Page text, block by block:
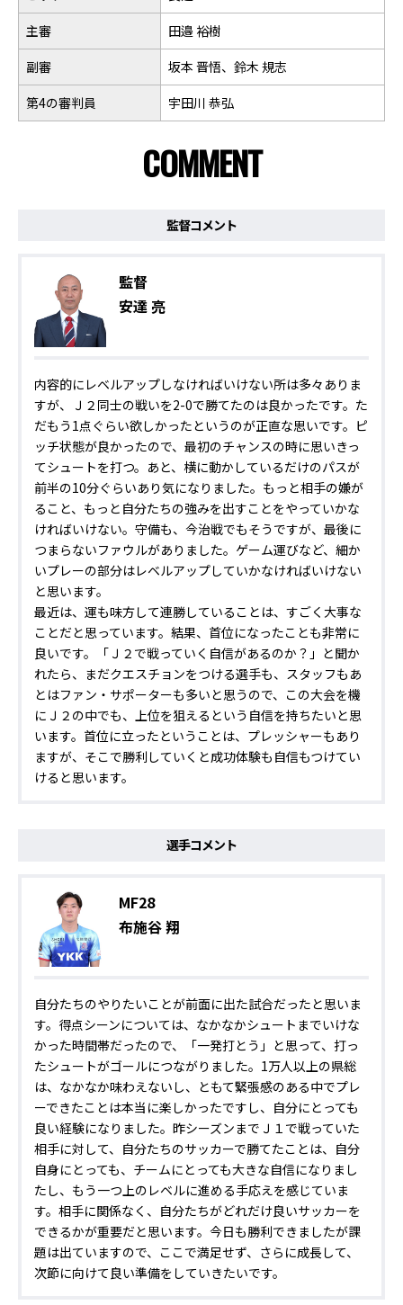
主審
田邉 裕樹
副審
坂本 晋悟、鈴木 規志
第4の審判員
宇田川 恭弘
COMMENT
監督コメント
監督
安達 亮
内容的にレベルアップしなければいけない所は多々ありま
すが、Ｊ２同士の戦いを2-0で勝てたのは良かったです。た
だもう1点ぐらい欲しかったというのが正直な思いです。ピ
ッチ状態が良かったので、最初のチャンスの時に思いきっ
てシュートを打つ。あと、横に動かしているだけのパスが
前半の10分ぐらいあり気になりました。もっと相手の嫌が
ること、もっと自分たちの強みを出すことをやっていかな
ければいけない。守備も、今治戦でもそうですが、最後に
つまらないファウルがありました。ゲーム運びなど、細か
いプレーの部分はレベルアップしていかなければいけない
と思います。
最近は、運も味方して連勝していることは、すごく大事な
ことだと思っています。結果、首位になったことも非常に
良いです。「Ｊ２で戦っていく自信があるのか？」と聞か
れたら、まだクエスチョンをつける選手も、スタッフもあ
とはファン・サポーターも多いと思うので、この大会を機
にＪ２の中でも、上位を狙えるという自信を持ちたいと思
います。首位に立ったということは、プレッシャーもあり
ますが、そこで勝利していくと成功体験も自信もつけてい
けると思います。
選手コメント
MF28
布施谷 翔
自分たちのやりたいことが前面に出た試合だったと思いま
す。得点シーンについては、なかなかシュートまでいけな
かった時間帯だったので、「一発打とう」と思って、打っ
たシュートがゴールにつながりました。1万人以上の県総
は、なかなか味わえないし、ともて緊張感のある中でプレ
ーできたことは本当に楽しかったですし、自分にとっても
良い経験になりました。昨シーズンまでＪ１で戦っていた
相手に対して、自分たちのサッカーで勝てたことは、自分
自身にとっても、チームにとっても大きな自信になりまし
たし、もう一つ上のレベルに進める手応えを感じていま
す。相手に関係なく、自分たちがどれだけ良いサッカーを
できるかが重要だと思います。今日も勝利できましたが課
題は出ていますので、ここで満足せず、さらに成長して、
次節に向けて良い準備をしていきたいです。